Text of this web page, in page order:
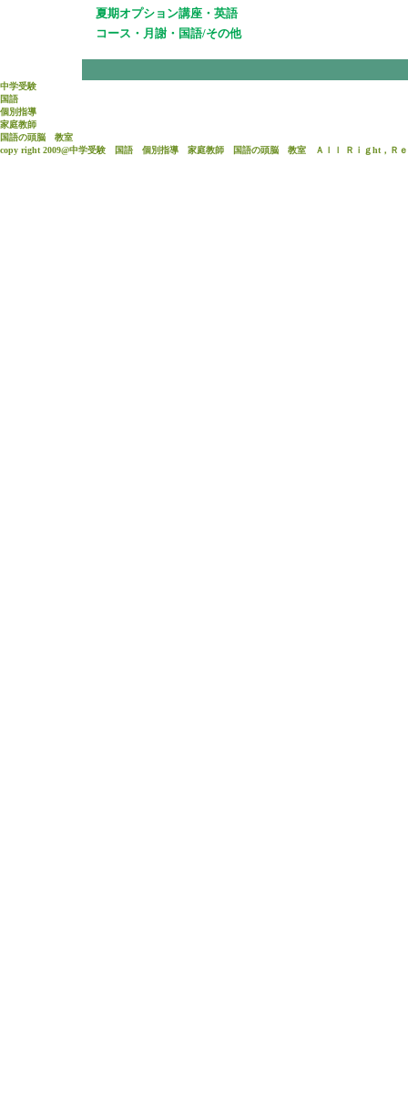
夏期オプション講座・英語
コース・月謝・国語/その他
中学受験
国語
個別指導
家庭教師
国語の頭脳 教室
copy right 2009@中学受験 国語 個別指導 家庭教師 国語の頭脳 教室 Ａｌｌ Ｒｉｇht，Ｒｅ